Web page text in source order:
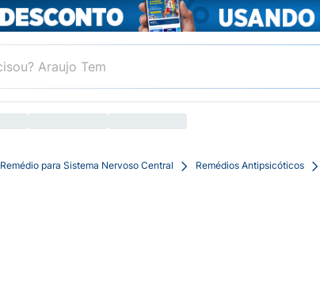
Remédio para Sistema Nervoso Central Remédios Antipsicóticos